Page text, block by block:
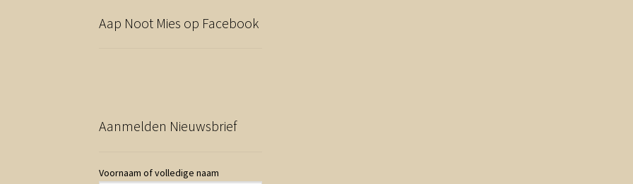
Aap Noot Mies op Facebook
Aanmelden Nieuwsbrief
Voornaam of volledige naam